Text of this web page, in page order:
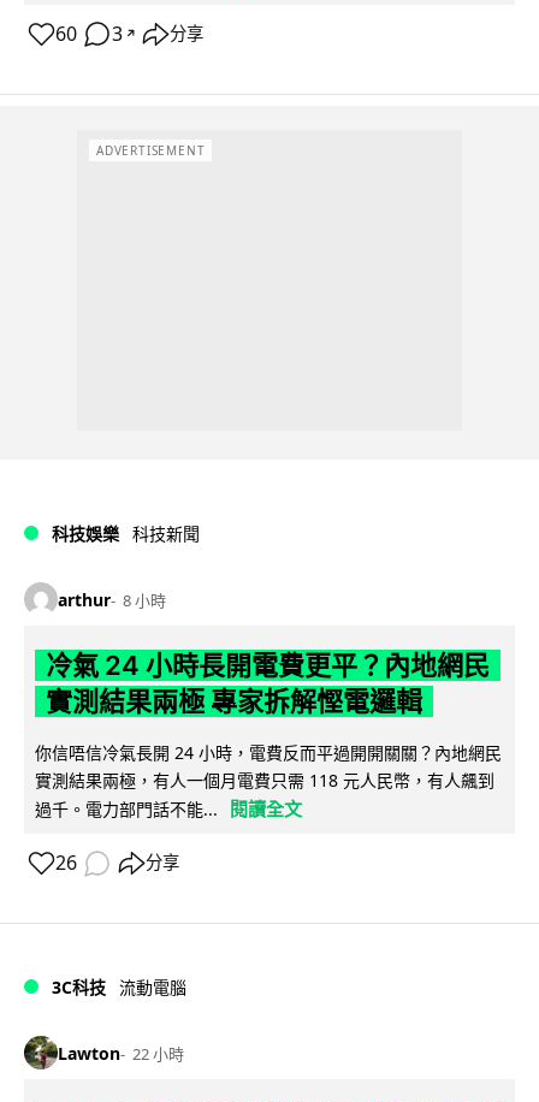
60 3 ↗ 分享
ADVERTISEMENT
科技娛樂 科技新聞
arthur 8 小時
冷氣 24 小時長開電費更平？內地網民
實測結果兩極 專家拆解慳電邏輯
你信唔信冷氣長開 24 小時，電費反而平過開開關關？內地網民
實測結果兩極，有人一個月電費只需 118 元人民幣，有人飆到
過千。電力部門話不能...
閱讀全文
26 分享
3C科技 流動電腦
Lawton 22 小時